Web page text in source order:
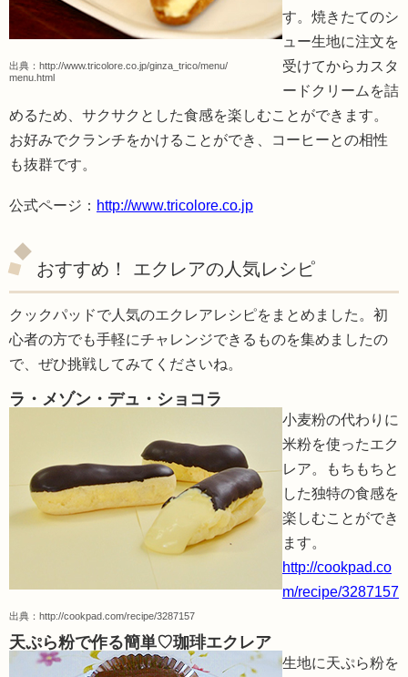
出典： http://www.tricolore.co.jp/ginza_trico/menu/
menu.html
す。焼きたてのシ
ュー生地に注文を
受けてからカスタ
ードクリームを詰
めるため、サクサクとした食感を楽しむことができます。
お好みでクランチをかけることができ、コーヒーとの相性
も抜群です。
公式ページ： http://www.tricolore.co.jp
おすすめ！ エクレアの人気レシピ
クックパッドで人気のエクレアレシピをまとめました。初
心者の方でも手軽にチャレンジできるものを集めましたの
で、ぜひ挑戦してみてくださいね。
ラ・メゾン・デュ・ショコラ
出典： http://cookpad.com/recipe/3287157
小麦粉の代わりに
米粉を使ったエク
レア。もちもちと
した独特の食感を
楽しむことができ
ます。
http://cookpad.co
m/recipe/3287157
天ぷら粉で作る簡単♡珈琲エクレア
生地に天ぷら粉を